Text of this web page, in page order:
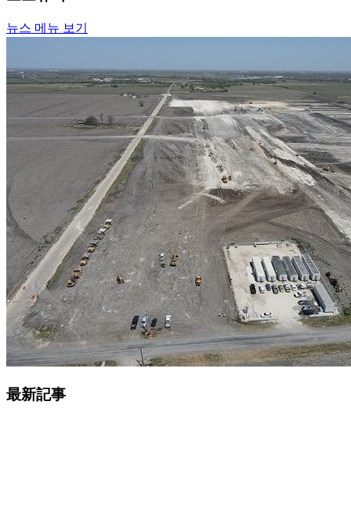
뉴스 메뉴 보기
最新記事